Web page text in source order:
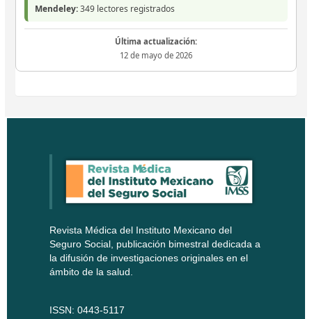
Mendeley:349 lectores registrados
Última actualización:
12 de mayo de 2026
Revista Médica del Instituto Mexicano del
Seguro Social, publicación bimestral dedicada a
la difusión de investigaciones originales en el
ámbito de la salud.
ISSN: 0443-5117